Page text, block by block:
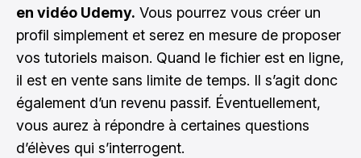
en vidéo Udemy. Vous pourrez vous créer un
profil simplement et serez en mesure de proposer
vos tutoriels maison. Quand le fichier est en ligne,
il est en vente sans limite de temps. Il s’agit donc
également d’un revenu passif. Éventuellement,
vous aurez à répondre à certaines questions
d’élèves qui s’interrogent.